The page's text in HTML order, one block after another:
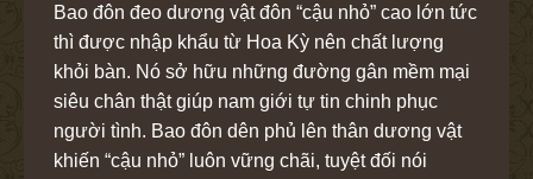
Bao đôn đeo dương vật đôn “cậu nhỏ” cao lớn tức
thì được nhập khẩu từ Hoa Kỳ nên chất lượng
khỏi bàn. Nó sở hữu những đường gân mềm mại
siêu chân thật giúp nam giới tự tin chinh phục
người tình. Bao đôn dên phủ lên thân dương vật
khiến “cậu nhỏ” luôn vững chãi, tuyệt đối nói